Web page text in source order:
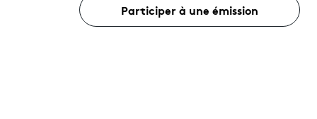
Participer à une émission